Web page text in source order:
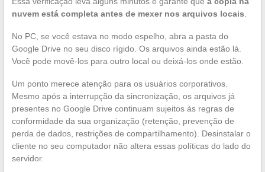
nuvem está completa antes de mexer nos arquivos locais
No PC, se você estava no modo espelho, abra a pasta do
Google Drive no seu disco rígido. Os arquivos ainda estão lá.
Você pode movê-los para outro local ou deixá-los onde estão.
Um ponto merece atenção para os usuários corporativos.
Mesmo após a interrupção da sincronização, os arquivos já
presentes no Google Drive continuam sujeitos às regras de
conformidade da sua organização (retenção, prevenção de
perda de dados, restrições de compartilhamento). Desinstalar o
cliente no seu computador não altera essas políticas do lado do
servidor.